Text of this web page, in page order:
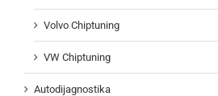
Volvo Chiptuning
VW Chiptuning
Autodijagnostika